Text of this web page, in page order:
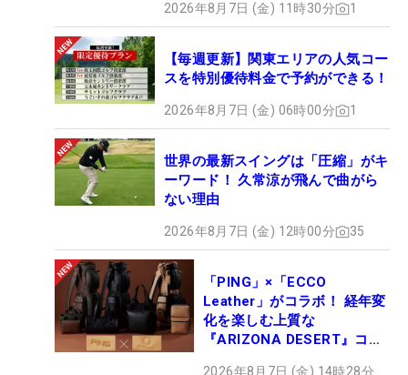
2026年8月7日 (金) 11時30分 1
【毎週更新】関東エリアの人気コー
スを特別優待料金で予約ができる！
2026年8月7日 (金) 06時00分 1
世界の最新スイングは「圧縮」がキ
ーワード！ 久常涼が飛んで曲がら
ない理由
2026年8月7日 (金) 12時00分 35
「PING」×「ECCO
Leather」がコラボ！ 経年変
化を楽しむ上質な
『ARIZONA DESERT』コレ
2026年8月7日 (金) 14時28分